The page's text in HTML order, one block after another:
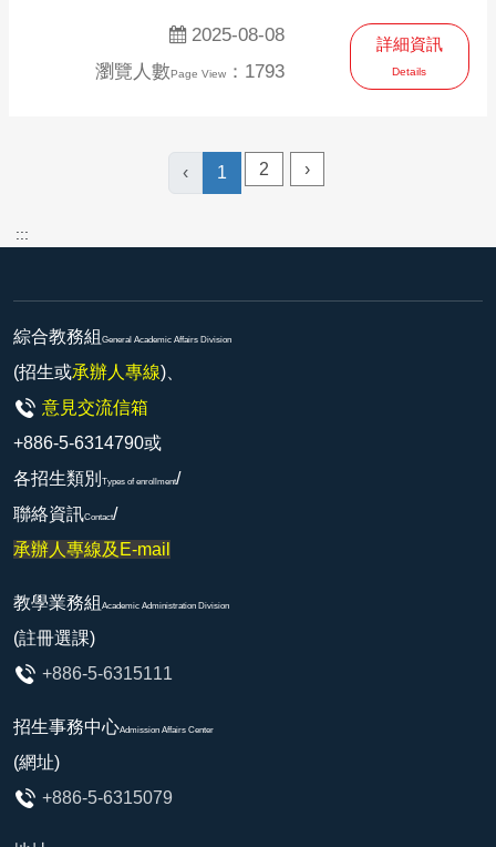
2025-08-08
瀏覽人數Page View：1793
詳細資訊
Details
‹ 1 2 ›
:::
綜合教務組 General Academic Affairs Division
(招生或承辦人專線)、
意見交流信箱
+886-5-6314790或
各招生類別 Types of enrollment/
聯絡資訊Contact/
承辦人專線及E-mail
教學業務組 Academic Administration Division
(註冊選課)
+886-5-6315111
招生事務中心Admission Affairs Center
(網址)
+886-5-6315079